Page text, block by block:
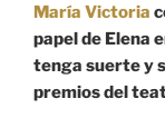
María Victoria
papel de Elena
tenga suerte y
premios del